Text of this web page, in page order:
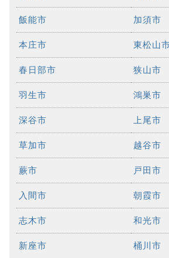
飯能市 加須市
本庄市 東松山
春日部市 狭山市
羽生市 鴻巣市
深谷市 上尾市
草加市 越谷市
蕨市 戸田市
入間市 朝霞市
志木市 和光市
新座市 桶川市